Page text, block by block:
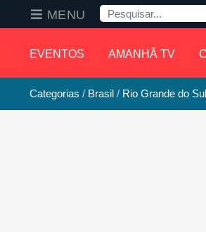
EVENTOS AMANHÃ TV
MENU Pesquisa
Categorias Brasil Rio Grande do